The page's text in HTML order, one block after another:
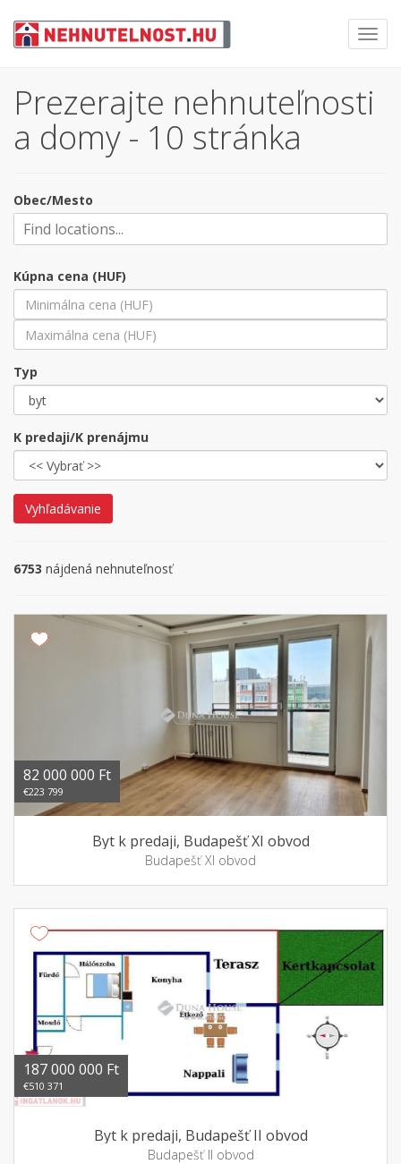
Prezerajte nehnuteľnosti
a domy - 10 stránka
Obec/Mesto
Kúpna cena (HUF)
Typ
K predaji/K prenájmu
Vyhľadávanie
6753 nájdená nehnuteľnosť
82 000 000 Ft
€223 799
Byt k predaji, Budapešť XI obvod
Budapešť XI obvod
187 000 000 Ft
€510 371
Byt k predaji, Budapešť II obvod
Budapešť II obvod